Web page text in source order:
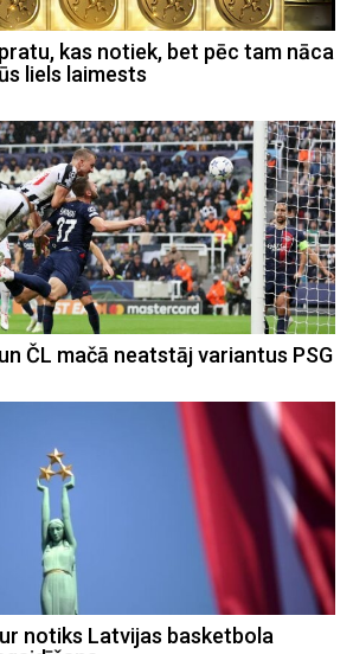
kas notiek, bet pēc tam nāca
liels laimests
ČL mačā neatstāj variantus PSG
notiks Latvijas basketbola